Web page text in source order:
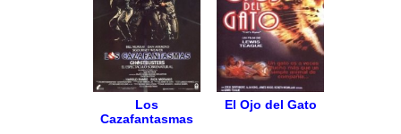
Los
Cazafantasmas
El Ojo del Gato